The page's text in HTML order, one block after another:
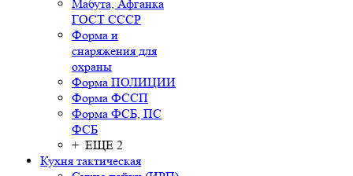
Мабута, Афганка
ГОСТ СССР
Форма и
снаряжения для
охраны
Форма ПОЛИЦИИ
Форма ФССП
Форма ФСБ, ПС
ФСБ
+ ЕЩЕ 2
Кухня тактическая